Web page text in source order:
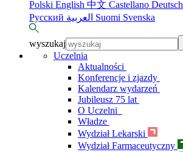
Polski English 中文 Castellano Deutsch
Русский
Suomi Svenska
wyszukaj
Uczelnia
Aktualności
Konferencje i zjazdy
Kalendarz wydarzeń
Jubileusz 75 lat
O Uczelni
Władze
Wydział Lekarski
Wydział Farmaceutyczny